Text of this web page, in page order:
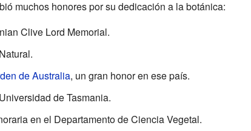
muchos honores por su dedicación a la botánica:
Clive Lord Memorial.
de Australia, un gran honor en ese país.
de Tasmania.
en el Departamento de Ciencia Vegetal.